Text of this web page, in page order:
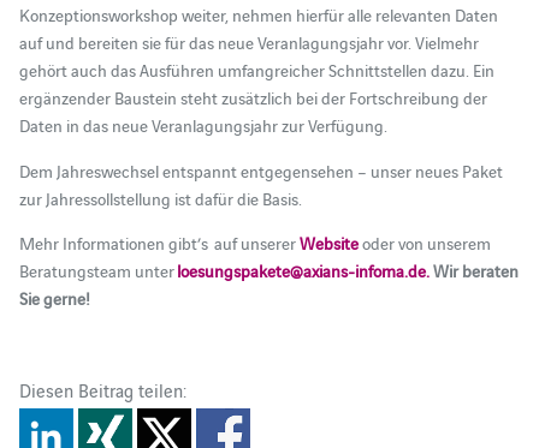
Konzeptionsworkshop weiter, nehmen hierfür alle relevanten Daten
auf und bereiten sie für das neue Veranlagungsjahr vor. Vielmehr
gehört auch das Ausführen umfangreicher Schnittstellen dazu. Ein
ergänzender Baustein steht zusätzlich bei der Fortschreibung der
Daten in das neue Veranlagungsjahr zur Verfügung.
Dem Jahreswechsel entspannt entgegensehen – unser neues Paket
zur Jahressollstellung ist dafür die Basis.
Mehr Informationen gibt’s auf unsererWebsiteoder von unserem
Beratungsteam unterloesungspakete@axians-infoma.de.Wir beraten
Sie gerne!
Diesen Beitrag teilen: